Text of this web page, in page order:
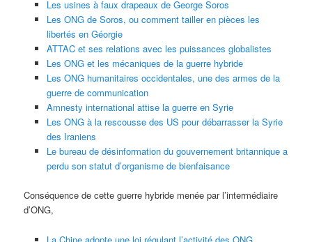
Les usines à faux drapeaux de George Soros
Les ONG de Soros, ou comment tailler en pièces les
libertés en Géorgie
ATTAC et ses relations avec les puissances globalistes
Les ONG et les mécaniques de la guerre hybride
Les ONG humanitaires occidentales, une des armes de la
guerre de communication
Amnesty international attise la guerre en Syrie
Les ONG à la rescousse des US pour débarrasser la Syrie
des Iraniens
Le bureau de désinformation du gouvernement britannique a
perdu son statut d’organisme de bienfaisance
Conséquence de cette guerre hybride menée par l’intermédiaire
d’ONG,
La Chine adopte une loi régulant l’activité des ONG